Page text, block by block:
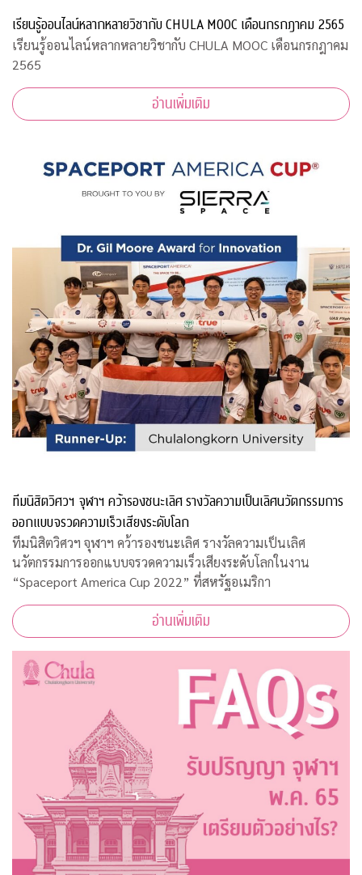
เรียนรู้ออนไลน์หลากหลายวิชากับ CHULA MOOC เดือนกรกฎาคม 2565
เรียนรู้ออนไลน์หลากหลายวิชากับ CHULA MOOC เดือนกรกฎาคม
2565
อ่านเพิ่มเติม
ทีมนิสิตวิศวฯ จุฬาฯ คว้ารองชนะเลิศ รางวัลความเป็นเลิศนวัตกรรมการ
ออกแบบจรวดความเร็วเสียงระดับโลก
ทีมนิสิตวิศวฯ จุฬาฯ คว้ารองชนะเลิศ รางวัลความเป็นเลิศ
นวัตกรรมการออกแบบจรวดความเร็วเสียงระดับโลกในงาน
“Spaceport America Cup 2022” ที่สหรัฐอเมริกา
อ่านเพิ่มเติม